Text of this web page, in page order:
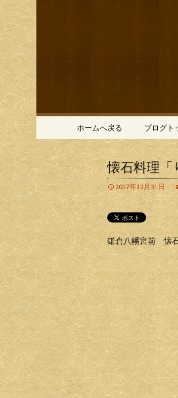
鎌倉
コンテンツへ移動
ホームへ戻る ブログト
懐石料理「
2017年12月31日
鎌倉八幡宮前 懐